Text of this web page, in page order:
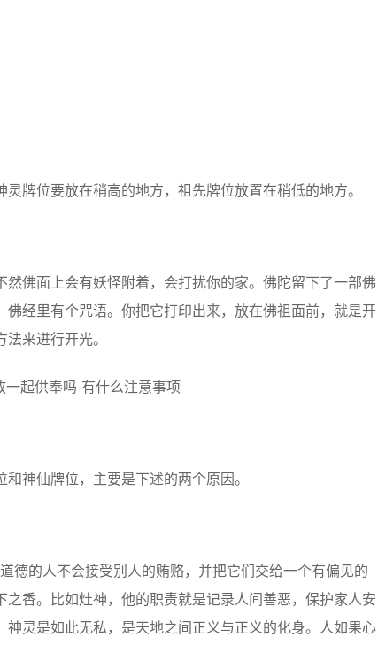
位要放在稍高的地方，祖先牌位放置在稍低的地方。
佛面上会有妖怪附着，会打扰你的家。佛陀留下了一部佛
经里有个咒语。你把它打印出来，放在佛祖面前，就是开
来进行开光。
神仙牌位，主要是下述的两个原因。
的人不会接受别人的贿赂，并把它们交给一个有偏见的
香。比如灶神，他的职责就是记录人间善恶，保护家人安
灵是如此无私，是天地之间正义与正义的化身。人如果心